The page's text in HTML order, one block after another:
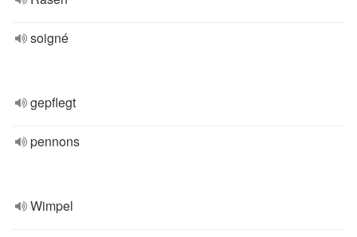
soigné
gepflegt
pennons
Wimpel